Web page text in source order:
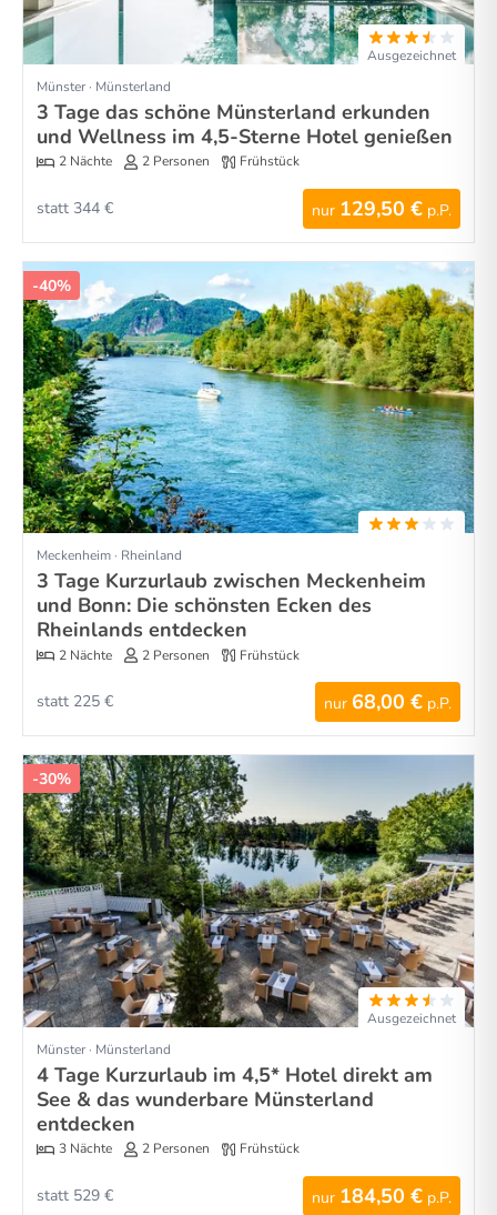
Ausgezeichnet
Münster · Münsterland
3 Tage das schöne Münsterland erkunden
und Wellness im 4,5-Sterne Hotel genießen
2 Nächte 2 Personen Frühstück
nur 129,50 € p.P.
statt 344 €
-40%
Meckenheim · Rheinland
3 Tage Kurzurlaub zwischen Meckenheim
und Bonn: Die schönsten Ecken des
Rheinlands entdecken
2 Nächte 2 Personen Frühstück
nur 68,00 € p.P.
statt 225 €
-30%
Ausgezeichnet
Münster · Münsterland
4 Tage Kurzurlaub im 4,5* Hotel direkt am
See & das wunderbare Münsterland
entdecken
3 Nächte 2 Personen Frühstück
nur 184,50 € p.P.
statt 529 €